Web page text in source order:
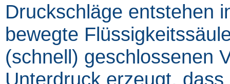
Druckschläge entstehen
bewegte
(schnell) geschlossenen
Unterdruck erzeugt,